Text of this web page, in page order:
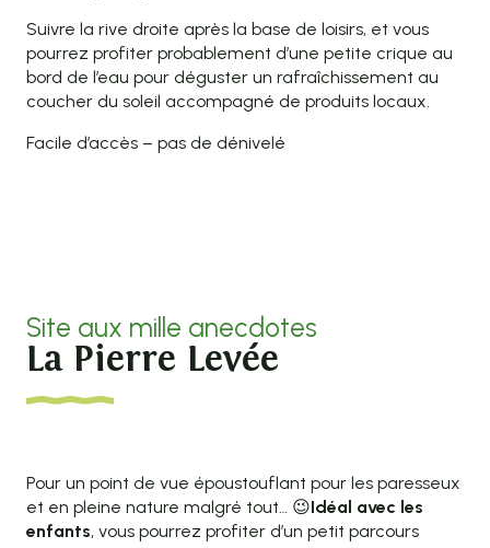
Suivre la rive droite après la base de loisirs, et vous
pourrez profiter probablement d’une petite crique au
bord de l’eau pour déguster un rafraîchissement au
coucher du soleil accompagné de produits locaux.
Facile d’accès – pas de dénivelé
Site aux mille anecdotes
La Pierre Levée
Pour un point de vue époustouflant pour les paresseux
et en pleine nature malgré tout… 😉Idéal avec les
enfants, vous pourrez profiter d’un petit parcours